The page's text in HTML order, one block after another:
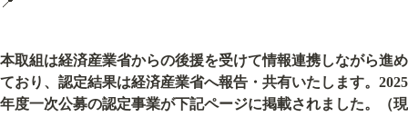
本取組は経済産業省からの後援を受けて情報連携しながら進め
ており、認定結果は経済産業省へ報告・共有いたします。2025
年度一次公募の認定事業が下記ページに掲載されました。（現